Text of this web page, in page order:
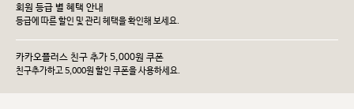
회원 등급 별 혜택 안내
등급에 따른 할인 및 관리 헤택을 확인해 보세요.
카카오플러스 친구 추가 5,000원 쿠폰
친구추가하고 5,000원 할인 쿠폰을 사용하세요.